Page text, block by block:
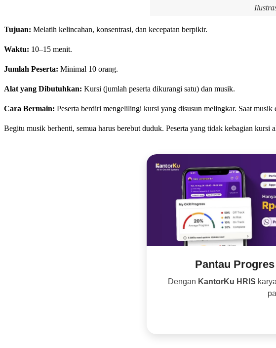
Tujuan: Melatih kelincahan, konsentrasi, dan kecepatan berpikir.
Waktu: 10–15 menit.
Jumlah Peserta: Minimal 10 orang.
Alat yang Dibutuhkan: Kursi (jumlah peserta dikurangi satu) dan musik.
Cara Bermain: Peserta berdiri mengelilingi kursi yang disusun melingkar. Saat
Begitu musik berhenti, semua harus berebut duduk. Peserta yang tidak kebagian kursi
Pantau
Dengan KantorKu HRIS